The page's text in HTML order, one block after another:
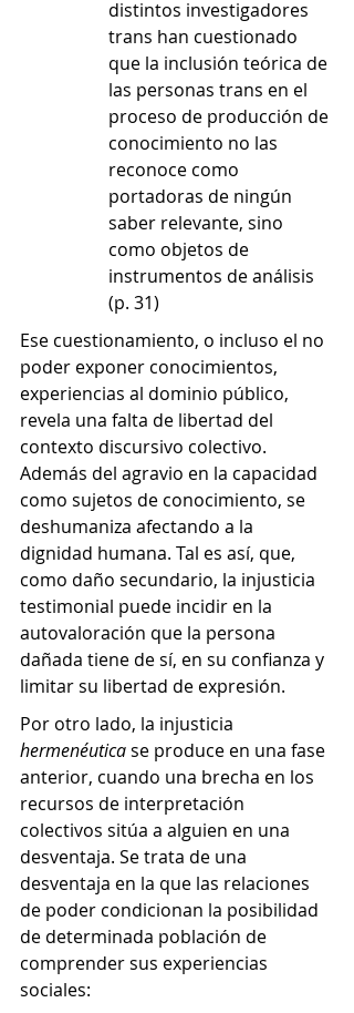
distintos investigadores
trans han cuestionado
que la inclusión teórica de
las personas trans en el
proceso de producción de
conocimiento no las
reconoce como
portadoras de ningún
saber relevante, sino
como objetos de
instrumentos de análisis
(p. 31)
Ese cuestionamiento, o incluso el no
poder exponer conocimientos,
experiencias al dominio público,
revela una falta de libertad del
contexto discursivo colectivo.
Además del agravio en la capacidad
como sujetos de conocimiento, se
deshumaniza afectando a la
dignidad humana. Tal es así, que,
como daño secundario, la injusticia
testimonial puede incidir en la
autovaloración que la persona
dañada tiene de sí, en su confianza y
limitar su libertad de expresión.
Por otro lado, la injusticia
hermenéutica se produce en una fase
anterior, cuando una brecha en los
recursos de interpretación
colectivos sitúa a alguien en una
desventaja. Se trata de una
desventaja en la que las relaciones
de poder condicionan la posibilidad
de determinada población de
comprender sus experiencias
sociales: